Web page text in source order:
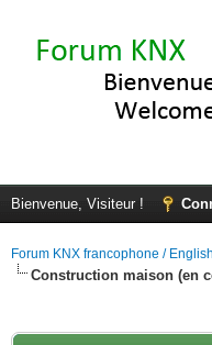
Bienvenue, Visiteur !
Forum KNX francophone /
Construction maison (en